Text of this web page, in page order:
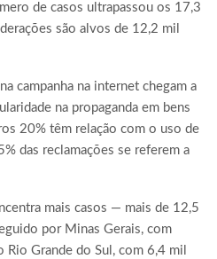
de casos ultrapassou os 17,3
são alvos de 12,2 mil
campanha na internet chegam a
na propaganda em bens
20% têm relação com o uso de
das reclamações se referem a
mais casos — mais de 12,5
por Minas Gerais, com
Grande do Sul, com 6,4 mil